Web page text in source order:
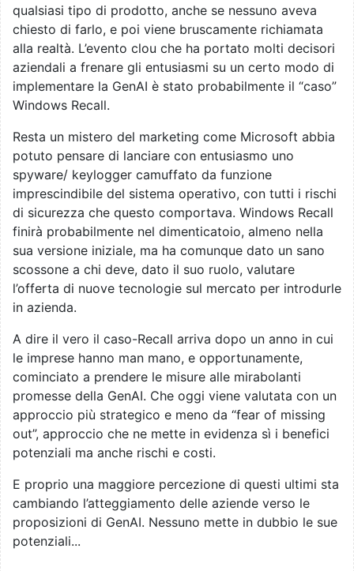
qualsiasi tipo di prodotto, anche se nessuno aveva
chiesto di farlo, e poi viene bruscamente richiamata
alla realtà. L’evento clou che ha portato molti decisori
aziendali a frenare gli entusiasmi su un certo modo di
implementare la GenAI è stato probabilmente il “caso”
Windows Recall.
Resta un mistero del marketing come Microsoft abbia
potuto pensare di lanciare con entusiasmo uno
spyware/ keylogger camuffato da funzione
imprescindibile del sistema operativo, con tutti i rischi
di sicurezza che questo comportava. Windows Recall
finirà probabilmente nel dimenticatoio, almeno nella
sua versione iniziale, ma ha comunque dato un sano
scossone a chi deve, dato il suo ruolo, valutare
l’offerta di nuove tecnologie sul mercato per introdurle
in azienda.
A dire il vero il caso-Recall arriva dopo un anno in cui
le imprese hanno man mano, e opportunamente,
cominciato a prendere le misure alle mirabolanti
promesse della GenAI. Che oggi viene valutata con un
approccio più strategico e meno da “fear of missing
out”, approccio che ne mette in evidenza sì i benefici
potenziali ma anche rischi e costi.
E proprio una maggiore percezione di questi ultimi sta
cambiando l’atteggiamento delle aziende verso le
proposizioni di GenAI. Nessuno mette in dubbio le sue
potenziali...